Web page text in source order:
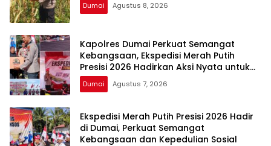
Dumai Agustus 8, 2026
Kapolres Dumai Perkuat Semangat
Kebangsaan, Ekspedisi Merah Putih
Presisi 2026 Hadirkan Aksi Nyata untuk
Rakyat
Dumai Agustus 7, 2026
Ekspedisi Merah Putih Presisi 2026 Hadir
di Dumai, Perkuat Semangat
Kebangsaan dan Kepedulian Sosial